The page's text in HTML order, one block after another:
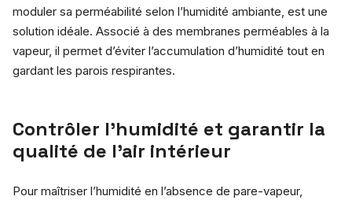
moduler sa perméabilité selon l’humidité ambiante, est une
solution idéale. Associé à des membranes perméables à la
vapeur, il permet d’éviter l’accumulation d’humidité tout en
gardant les parois respirantes.
Contrôler l’humidité et garantir la
qualité de l’air intérieur
Pour maîtriser l’humidité en l’absence de pare-vapeur,